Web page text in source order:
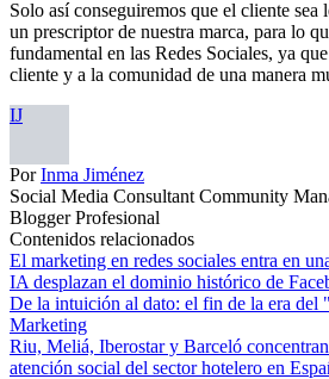
Solo así conseguiremos que el cliente sea
un prescriptor de nuestra marca, para lo
fundamental en las Redes Sociales, ya
cliente y a la comunidad de una manera
IJ
PorInma Jiménez
Social Media Consultant Community
Blogger Profesional
Contenidos relacionados
El marketing en redes sociales entra en
IA desplazan el dominio histórico de
De la intuición al dato: el fin de la era
Marketing
Riu, Meliá, Iberostar y Barceló
atención social del sector hotelero en